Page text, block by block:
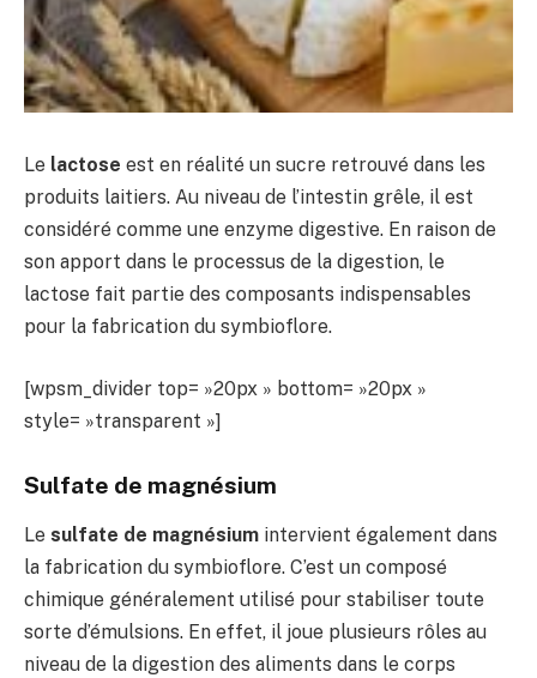
Le lactose est en réalité un sucre retrouvé dans les
produits laitiers. Au niveau de l’intestin grêle, il est
considéré comme une enzyme digestive. En raison de
son apport dans le processus de la digestion, le
lactose fait partie des composants indispensables
pour la fabrication du symbioflore.
[wpsm_divider top= »20px » bottom= »20px »
style= »transparent »]
Sulfate de magnésium
Le sulfate de magnésium intervient également dans
la fabrication du symbioflore. C’est un composé
chimique généralement utilisé pour stabiliser toute
sorte d’émulsions. En effet, il joue plusieurs rôles au
niveau de la digestion des aliments dans le corps